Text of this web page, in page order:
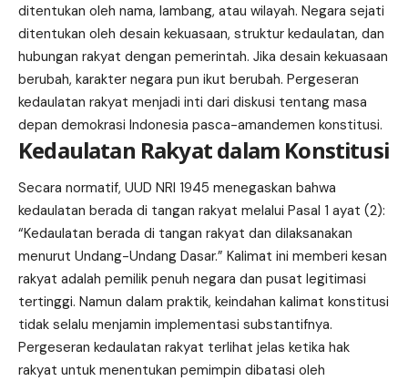
ditentukan oleh nama, lambang, atau wilayah. Negara sejati
ditentukan oleh desain kekuasaan, struktur kedaulatan, dan
hubungan rakyat dengan pemerintah. Jika desain kekuasaan
berubah, karakter negara pun ikut berubah. Pergeseran
kedaulatan rakyat menjadi inti dari diskusi tentang masa
depan demokrasi Indonesia pasca-amandemen konstitusi.
Kedaulatan Rakyat dalam Konstitusi
Secara normatif, UUD NRI 1945 menegaskan bahwa
kedaulatan berada di tangan rakyat melalui Pasal 1 ayat (2):
“Kedaulatan berada di tangan rakyat dan dilaksanakan
menurut Undang-Undang Dasar.” Kalimat ini memberi kesan
rakyat adalah pemilik penuh negara dan pusat legitimasi
tertinggi. Namun dalam praktik, keindahan kalimat konstitusi
tidak selalu menjamin implementasi substantifnya.
Pergeseran kedaulatan rakyat terlihat jelas ketika hak
rakyat untuk menentukan pemimpin dibatasi oleh